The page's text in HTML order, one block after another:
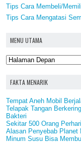
Tips Cara Membeli/
Tips Cara Mengatasi
MENU UTAMA
FAKTA MENARIK
Tempat Aneh Mobil
Telapak Tangan
Bakteri
Sekitar 500 Orang
Alasan Penyebab Planet
Minum Susu Bisa